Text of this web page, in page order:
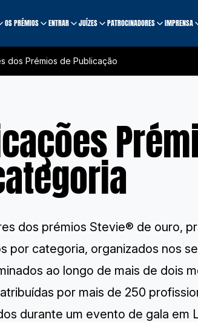
OS PRÉMIOS ENTRAR JUÍZES PATROCINADORES IMPRENSA
dos Prémios de Publicação
dos prémios Stevie® de ouro,
por categoria, organizados nos
ao longo de mais de dois
por mais de 250
durante um evento de gala em